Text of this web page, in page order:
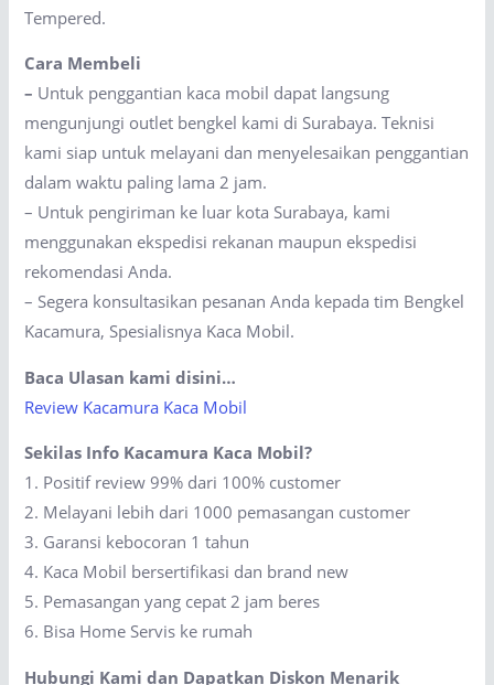
Tempered.
Cara Membeli
– Untuk penggantian kaca mobil dapat langsung
mengunjungi outlet bengkel kami di Surabaya. Teknisi
kami siap untuk melayani dan menyelesaikan penggantian
dalam waktu paling lama 2 jam.
– Untuk pengiriman ke luar kota Surabaya, kami
menggunakan ekspedisi rekanan maupun ekspedisi
rekomendasi Anda.
– Segera konsultasikan pesanan Anda kepada tim Bengkel
Kacamura, Spesialisnya Kaca Mobil.
Baca Ulasan kami disini…
Review Kacamura Kaca Mobil
Sekilas Info Kacamura Kaca Mobil?
1. Positif review 99% dari 100% customer
2. Melayani lebih dari 1000 pemasangan customer
3. Garansi kebocoran 1 tahun
4. Kaca Mobil bersertifikasi dan brand new
5. Pemasangan yang cepat 2 jam beres
6. Bisa Home Servis ke rumah
Hubungi Kami dan Dapatkan Diskon Menarik